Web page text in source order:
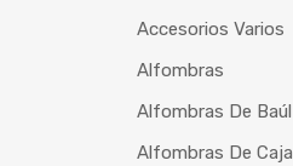
Accesorios Varios
Alfombras
Alfombras De Baúl
Alfombras De Caja